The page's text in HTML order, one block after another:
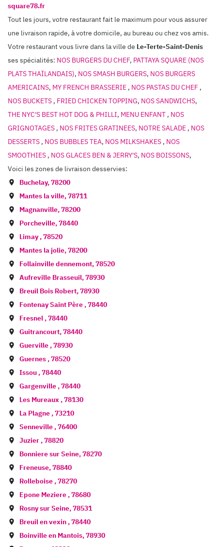
square78.fr
Tout les jours, votre restaurant fait le maximum pour vous assurer
une livraison rapide, à votre domicile, au bureau ou chez vos amis.
Votre restaurant vous livre dans la ville de Le-Terte-Saint-Denis
ses spécialités: NOS BURGERS DU CHEF, PATTAYA SQUARE (NOS
PLATS THAÏLANDAIS), NOS SMASH BURGERS, NOS BURGERS
AMERICAINS, MY FRENCH BRASSERIE , NOS PASTAS DU CHEF ,
NOS BUCKETS , FRIED CHICKEN TOPPING, NOS SANDWICHS,
THE NYC'S BEST HOT DOG & PHILLI, MENU ENFANT , NOS
GRIGNOTAGES , NOS FRITES GRATINEES, NOTRE SALADE , NOS
DESSERTS , NOS BUBBLES TEA, NOS MILKSHAKES , NOS
SMOOTHIES , NOS GLACES BEN & JERRY'S, NOS BOISSONS,
Voici les zones de livraison desservies:
Buchelay,78200
Mantes la ville,78711
Magnanville,78200
Porcheville,78440
Limay,78520
Mantes la jolie,78200
Follainville dennemont,78520
Aufreville Brasseuil,78930
Breuil Bois Robert,78930
Fontenay Saint Père ,78440
Fresnel ,78440
Guitrancourt,78440
Guerville ,78930
Guernes ,78520
Issou ,78440
Gargenville ,78440
Les Mureaux ,78130
La Plagne ,73210
Senneville ,76400
Juzier ,78820
Bonniere sur Seine,78270
Freneuse,78840
Rolleboise ,78270
Epone Meziere ,78680
Rosny sur Seine,78531
Breuil en vexin ,78440
Boinville en Mantois,78930